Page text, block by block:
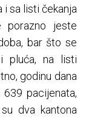
sa listi čekanja
porazno jeste
bar što se
pluća, na listi
godinu dana
pacijenata,
dva kantona